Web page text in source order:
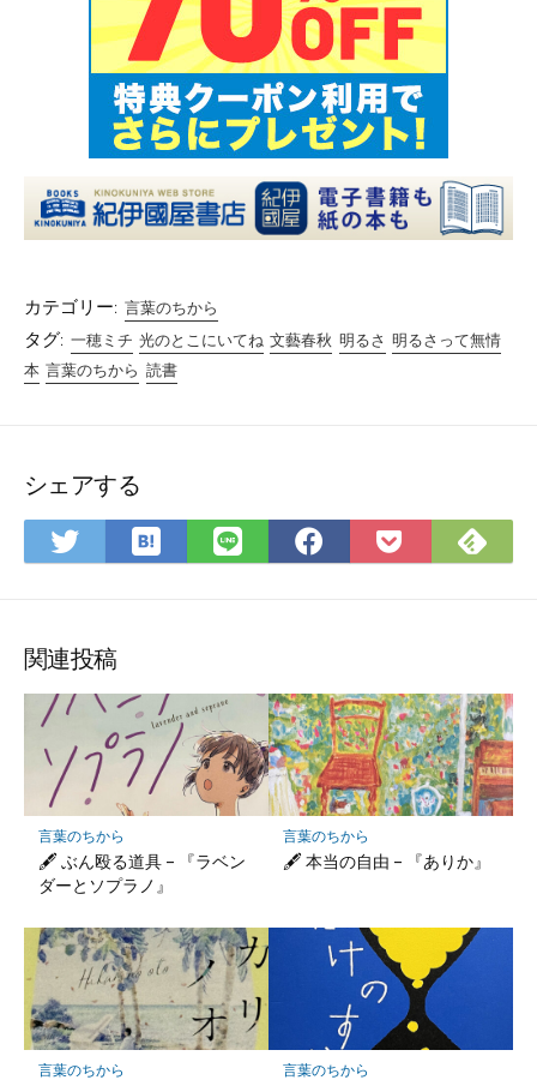
カテゴリー: 言葉のちから
タグ: 一穂ミチ 光のとこにいてね 文藝春秋 明るさ 明るさって無情
本 言葉のちから 読書
シェアする
Twitter
で
ア
は
て
マ
ー
ク
に
保
存
LINE
で
Facebook
で
Pocket
に
で
関連投稿
言葉のちから
🖋 ぶん殴る道具 – 『ラベン
ダーとソプラノ』
言葉のちから
🖋 本当の自由 – 『ありか』
言葉のちから 言葉のちから